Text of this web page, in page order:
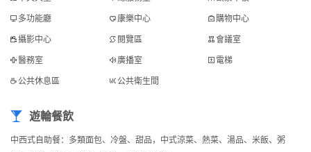
多功能廳 康樂中心 購物中心
攝影中心 閱覽區 會議室
醫務室 廣播室 電梯
公共休息區 公共衛生間
遊輪餐飲
中西式自助餐：多類面包、冷盤、甜品，中式涼菜、熱菜、湯品、米飯、粥